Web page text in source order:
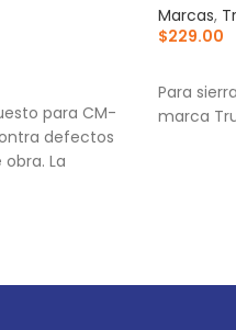
para CM-
defectos
La
Marcas,
$229.00
Para
marca